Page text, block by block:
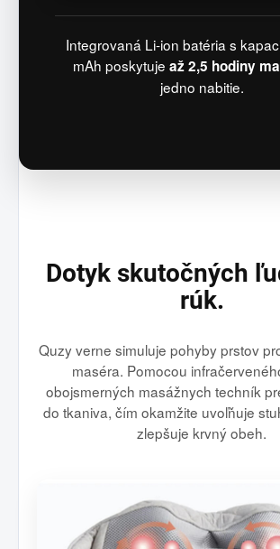
Integrovaná Li-ion batéria s
mAh poskytuje až 2,5 hodiny
jedno nabitie.
Dotyk skutočných
rúk.
Quzy verne simuluje pohyby prstov
maséra. Pomocou
obojsmerných masážnych techník
do tkaniva, čím okamžite uvoľňuje
zlepšuje krvný obeh.